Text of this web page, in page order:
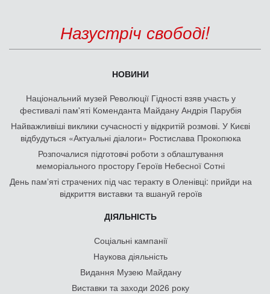
Назустріч свободі!
НОВИНИ
Національний музей Революції Гідності взяв участь у
фестивалі пам'яті Коменданта Майдану Андрія Парубія
Найважливіші виклики сучасності у відкритій розмові. У Києві
відбудуться «Актуальні діалоги» Ростислава Прокопюка
Розпочалися підготовчі роботи з облаштування
меморіального простору Героїв Небесної Сотні
День памʼяті страчених під час теракту в Оленівці: прийди на
відкриття виставки та вшануй героїв
ДІЯЛЬНІСТЬ
Соціальні кампанії
Наукова діяльність
Видання Музею Майдану
Виставки та заходи 2026 року